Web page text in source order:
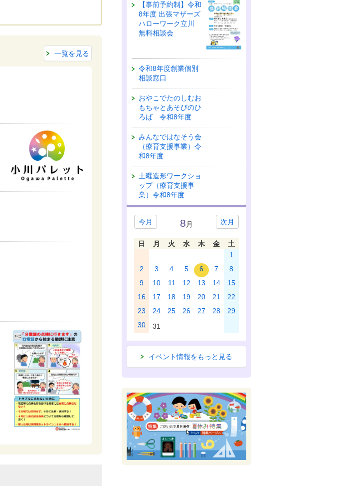
一覧を見る
【事前予約制】令和
8年度 出張マザーズ
ハローワーク立川
無料相談会
令和8年度創業個別
相談窓口
おやこでたのしむお
もちゃとあそびのひ
ろば 令和8年度
みんなではなそう会
（療育支援事業）令
和8年度
土曜造形ワークショ
ップ（療育支援事
業）令和8年度
今月 次月
8 月
日 月 火 水 木 金
土
1
2
3 4 5 6 7
8
9
10 11 12 13 14
15
16
17 18 19 20 21
22
23
24 25 26 27 28
29
30
31
イベント情報をもっと見る